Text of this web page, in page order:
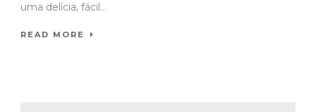
uma delícia, fácil...
READ MORE